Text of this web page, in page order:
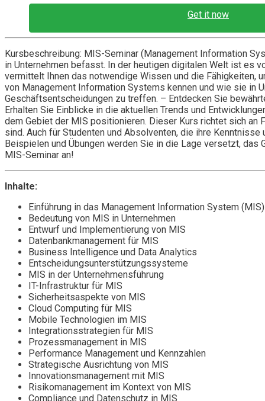
Get it now
Kursbeschreibung: MIS-Seminar (Management Information
in Unternehmen befasst. In der heutigen digitalen Welt ist es
vermittelt Ihnen das notwendige Wissen und die Fähigkeiten,
von Management Information Systems kennen und wie sie in
Geschäftsentscheidungen zu treffen. – Entdecken Sie
Erhalten Sie Einblicke in die aktuellen Trends und
dem Gebiet der MIS positionieren. Dieser Kurs richtet sich an
sind. Auch für Studenten und Absolventen, die ihre
Beispielen und Übungen werden Sie in die Lage versetzt,
MIS-Seminar an!
Inhalte:
Einführung in das Management Information System (MIS)
Bedeutung von MIS in Unternehmen
Entwurf und Implementierung von MIS
Datenbankmanagement für MIS
Business Intelligence und Data Analytics
Entscheidungsunterstützungssysteme
MIS in der Unternehmensführung
IT-Infrastruktur für MIS
Sicherheitsaspekte von MIS
Cloud Computing für MIS
Mobile Technologien im MIS
Integrationsstrategien für MIS
Prozessmanagement in MIS
Performance Management und Kennzahlen
Strategische Ausrichtung von MIS
Innovationsmanagement mit MIS
Risikomanagement im Kontext von MIS
Compliance und Datenschutz in MIS